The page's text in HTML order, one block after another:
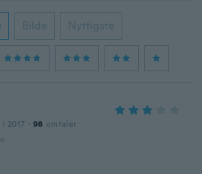
Bilde Nyttigste
2017 · 98 omtaler